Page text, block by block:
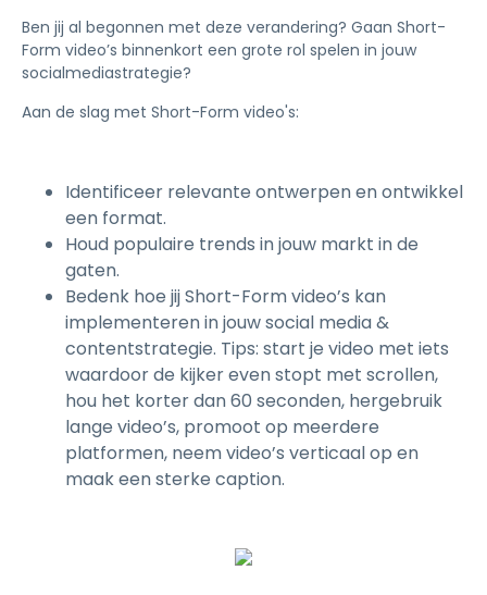
Ben jij al begonnen met deze verandering? Gaan Short-
Form video’s binnenkort een grote rol spelen in jouw
socialmediastrategie?
Aan de slag met Short-Form video's:
Identificeer relevante ontwerpen en ontwikkel
een format.
Houd populaire trends in jouw markt in de
gaten.
Bedenk hoe jij Short-Form video’s kan
implementeren in jouw social media &
contentstrategie. Tips: start je video met iets
waardoor de kijker even stopt met scrollen,
hou het korter dan 60 seconden, hergebruik
lange video’s, promoot op meerdere
platformen, neem video’s verticaal op en
maak een sterke caption.